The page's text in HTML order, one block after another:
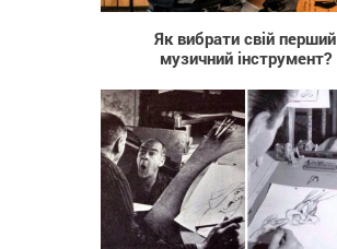
Як вибрати свій перший
музичний інструмент?